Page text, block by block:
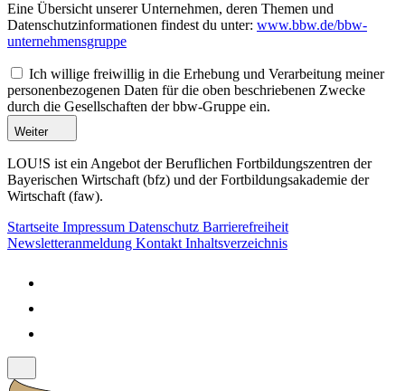
Eine Übersicht unserer Unternehmen, deren Themen und
Datenschutzinformationen findest du unter: www.bbw.de/bbw-
unternehmensgruppe
Ich willige freiwillig in die Erhebung und Verarbeitung meiner
personenbezogenen Daten für die oben beschriebenen Zwecke
durch die Gesellschaften der bbw-Gruppe ein.
Weiter
LOU!S ist ein Angebot der Beruflichen Fortbildungszentren der
Bayerischen Wirtschaft (bfz) und der Fortbildungsakademie der
Wirtschaft (faw).
Startseite Impressum Datenschutz Barrierefreiheit
Newsletteranmeldung Kontakt Inhaltsverzeichnis